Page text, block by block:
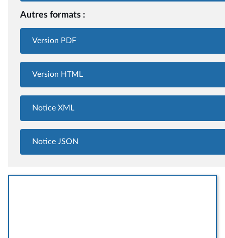
Autres formats :
Version PDF
Version HTML
Notice XML
Notice JSON